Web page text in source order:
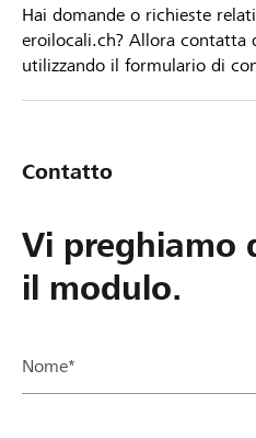
Hai domande o richieste
eroilocali.ch? Allora contatta
utilizzando il formulario di
Contatto
Vi preghiamo
il modulo.
Nome*